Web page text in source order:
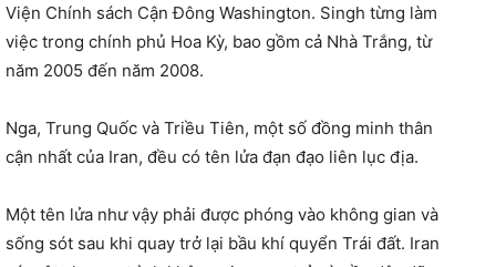
Viện Chính sách Cận Đông Washington. Singh từng làm
việc trong chính phủ Hoa Kỳ, bao gồm cả Nhà Trắng, từ
năm 2005 đến năm 2008.
Nga, Trung Quốc và Triều Tiên, một số đồng minh thân
cận nhất của Iran, đều có tên lửa đạn đạo liên lục địa.
Một tên lửa như vậy phải được phóng vào không gian và
sống sót sau khi quay trở lại bầu khí quyển Trái đất. Iran